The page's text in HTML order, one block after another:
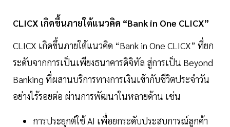
CLICX เกิดขึ้นภายใต้แนวคิด “Bank in One CLICX”
CLICX เกิดขึ้นภายใต้แนวคิด “Bank in One CLICX” ที่ยก
ระดับจากการเป็นเพียงธนาคารดิจิทัล สู่การเป็น Beyond
Banking ที่ผสานบริการทางการเงินเข้ากับชีวิตประจำวัน
อย่างไร้รอยต่อ ผ่านการพัฒนาในหลายด้าน เช่น
การประยุกต์ใช้ AI เพื่อยกระดับประสบการณ์ลูกค้า